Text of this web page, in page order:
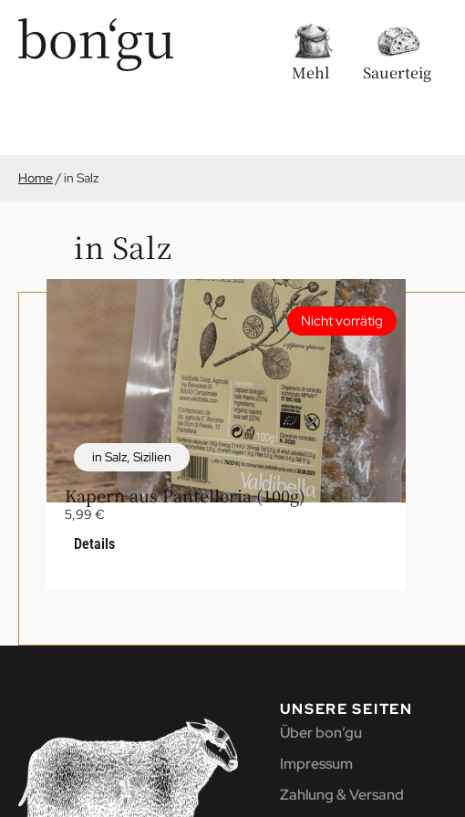
Mehl Sauerteig
Home/in Salz
in Salz
Nicht vorrätig
in Salz, Sizilien
Kapern aus Pantelleria (100g)
5,99 €
Details
UNSERE SEITEN
Über bon’gu
Impressum
Zahlung & Versand